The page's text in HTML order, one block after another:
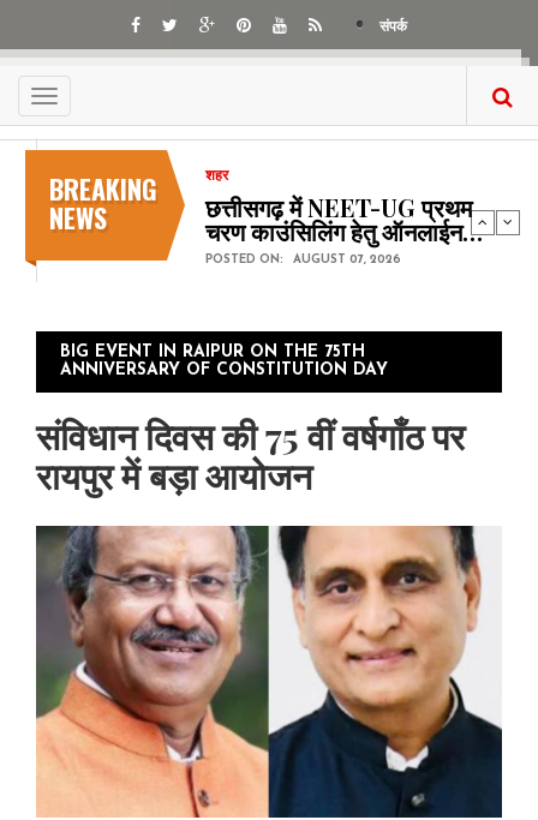
main
content
संपर्क
Toggle
navigation
BREAKING
NEWS
शहर
छत्तीसगढ़ में NEET-UG प्रथम
चरण काउंसिलिंग हेतु ऑनलाईन…
POSTED ON: AUGUST 07, 2026
BIG EVENT IN RAIPUR ON THE 75TH
ANNIVERSARY OF CONSTITUTION DAY
संविधान दिवस की 75 वीं वर्षगाँठ पर
रायपुर में बड़ा आयोजन